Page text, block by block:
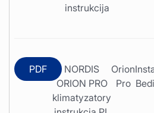
instrukcija
PDF
NORDIS
ORION PRO
klimatyzatory
Orion
Pro